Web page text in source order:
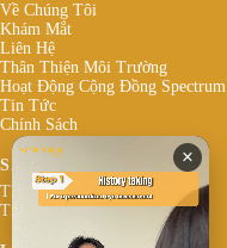
×
Về Chúng Tôi
Khám Mắt
Liên Hệ
Thân Thiện Môi Trường
Hoạt Động Cộng Đồng Spectrum
Tin Tức
Chính Sách
SẢN PHẨM
Thương Hiệu
Tròng Kính